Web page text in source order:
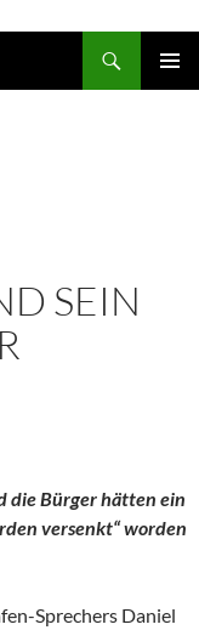
SEIN
die Bürger hätten ein
versenkt“ worden
Sprechers Daniel